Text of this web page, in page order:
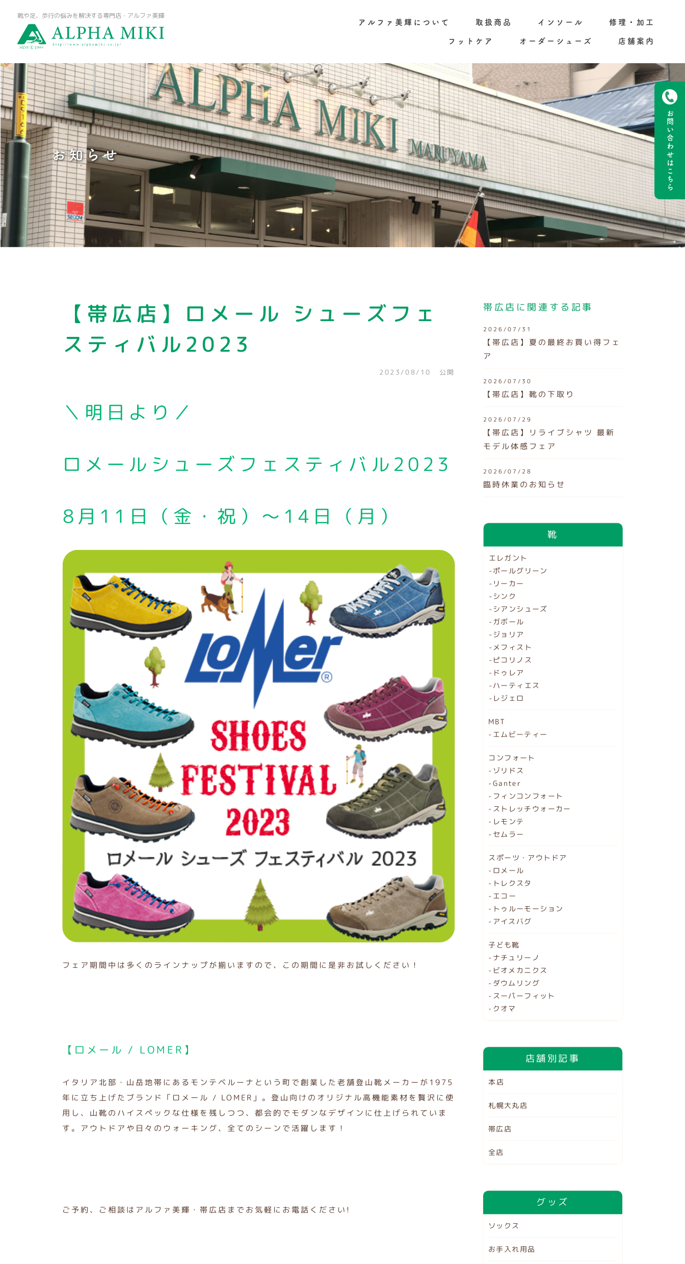
靴や足、歩行の悩みを解決する専門店・アルファ美輝
アルファ美輝について 取扱商品 インソール 修理・加工
フットケア オーダーシューズ 店舗案内
お問い合わせ
はこちら
お知らせ
【帯広店】ロメール シューズフェ
スティバル2023
2023/08/10 公開
＼明日より／
ロメールシューズフェスティバル2023
8月11日（金・祝）～14日（月）
フェア期間中は多くのラインナップが揃いますので、この期間に是非お試しください！
【ロメール / LOMER】
イタリア北部・山岳地帯にあるモンテベルーナという町で創業した老舗登山靴メーカーが1975
年に立ち上げたブランド「ロメール / LOMER」。登山向けのオリジナル高機能素材を贅沢に使
用し、山靴のハイスペックな仕様を残しつつ、都会的でモダンなデザインに仕上げられていま
す。アウトドアや日々のウォーキング、全てのシーンで活躍します！
ご予約、ご相談はアルファ美輝・帯広店までお気軽にお電話ください!
帯広店に関連する記事
2026/07/31
【帯広店】夏の最終お買い得フェ
ア
2026/07/30
【帯広店】靴の下取り
2026/07/29
【帯広店】リライブシャツ 最新
モデル体感フェア
2026/07/28
臨時休業のお知らせ
靴
エレガント
-ポールグリーン
-リーカー
-シンク
-シアンシューズ
-ガボール
-ジョリア
-メフィスト
-ピコリノス
-ドゥレア
-ハーティエス
-レジェロ
MBT
-エムビーティー
コンフォート
-ゾリドス
-Ganter
-フィンコンフォート
-ストレッチウォーカー
-レモンテ
-セムラー
スポーツ・アウトドア
-ロメール
-トレクスタ
-エコー
-トゥルーモーション
-アイスバグ
子ども靴
-ナチュリーノ
-ビオメカニクス
-ダウムリング
-スーパーフィット
-クオマ
店舗別記事
本店
札幌大丸店
帯広店
全店
グッズ
ソックス
お手入れ用品